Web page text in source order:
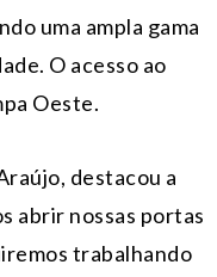
uma ampla gama
O acesso ao
Oeste.
destacou a
abrir nossas portas
trabalhando